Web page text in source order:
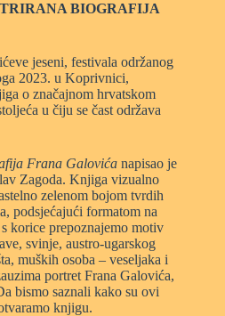
BIOGRAFIJA
jeseni, festivala održanog
2023. u Koprivnici,
o značajnom hrvatskom
u čiju se čast održava
Frana Galovića napisao je
Zagoda. Knjiga vizualno
zelenom bojom tvrdih
podsjećajući formatom na
korice prepoznajemo motiv
svinje, austro-ugarskog
muških osoba – veseljaka i
portret Frana Galovića,
bismo saznali kako su ovi
knjigu.